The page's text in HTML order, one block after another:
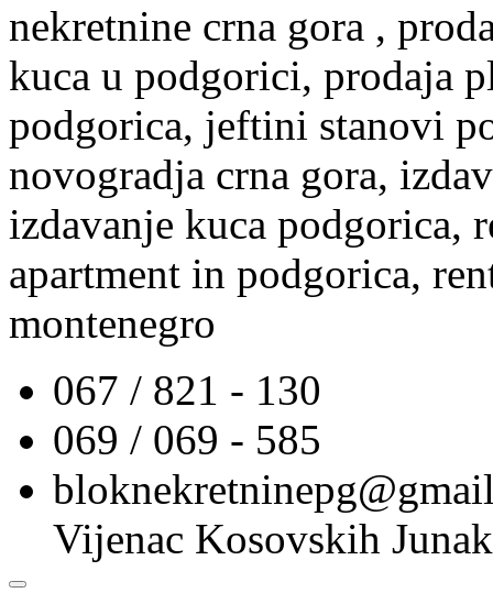
nekretnine crna gora ,
kuca u podgorici, prodaja
podgorica, jeftini stanovi
novogradja crna gora,
izdavanje kuca podgorica,
apartment in podgorica,
montenegro
067 / 821 - 130
069 / 069 - 585
Vijenac Kosovskih